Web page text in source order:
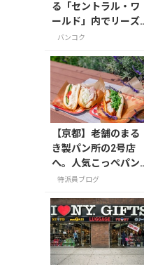
る「セントラル・ワ
ールド」内でリーズ
ナブルなタイ・イサ
る！レストラン「カ
ムプーン（Kum Poo
n、คำพูน）」
バンコク
【京都】老舗のまる
き製パン所の2号店
へ。人気こっぺパン
を市役所で味わう
特派員ブログ